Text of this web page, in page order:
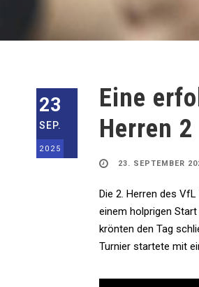
23
SEP.
2025
Eine
Herren
23. SEPTEMBER
Die 2. Herren des
einem holprigen
krönten den Tag
Turnier startete mit